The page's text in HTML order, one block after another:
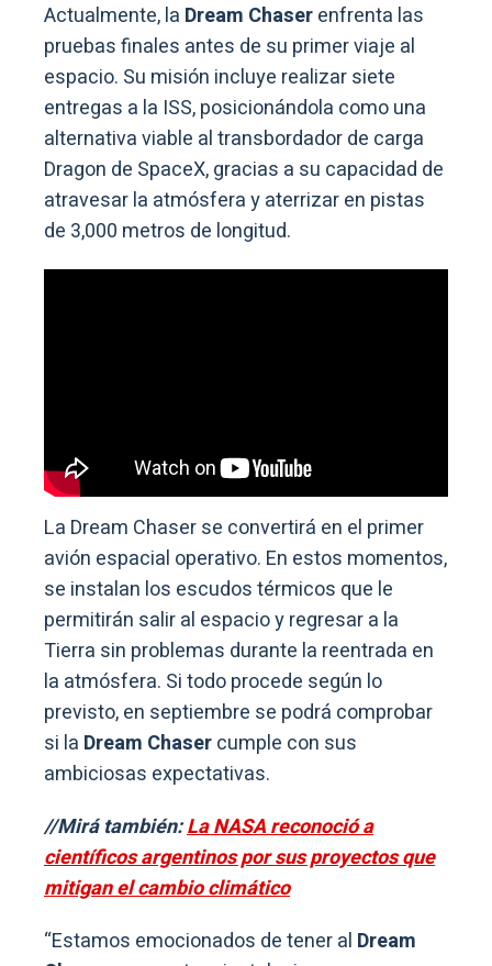
Actualmente, la Dream Chaserenfrenta las
pruebas finales antes de su primer viaje al
espacio. Su misión incluye realizar siete
entregas a la ISS, posicionándola como una
alternativa viable al transbordador de carga
Dragon de SpaceX, gracias a su capacidad de
atravesar la atmósfera y aterrizar en pistas
de 3,000 metros de longitud.
La Dream Chaser se convertirá en el primer
avión espacial operativo. En estos momentos,
se instalan los escudos térmicos que le
permitirán salir al espacio y regresar a la
Tierra sin problemas durante la reentrada en
la atmósfera. Si todo procede según lo
previsto, en septiembre se podrá comprobar
si la Dream Chasercumple con sus
ambiciosas expectativas.
//Mirá también:La NASA reconoció a
científicos argentinos por sus proyectos que
mitigan el cambio climático
“Estamos emocionados de tener al Dream